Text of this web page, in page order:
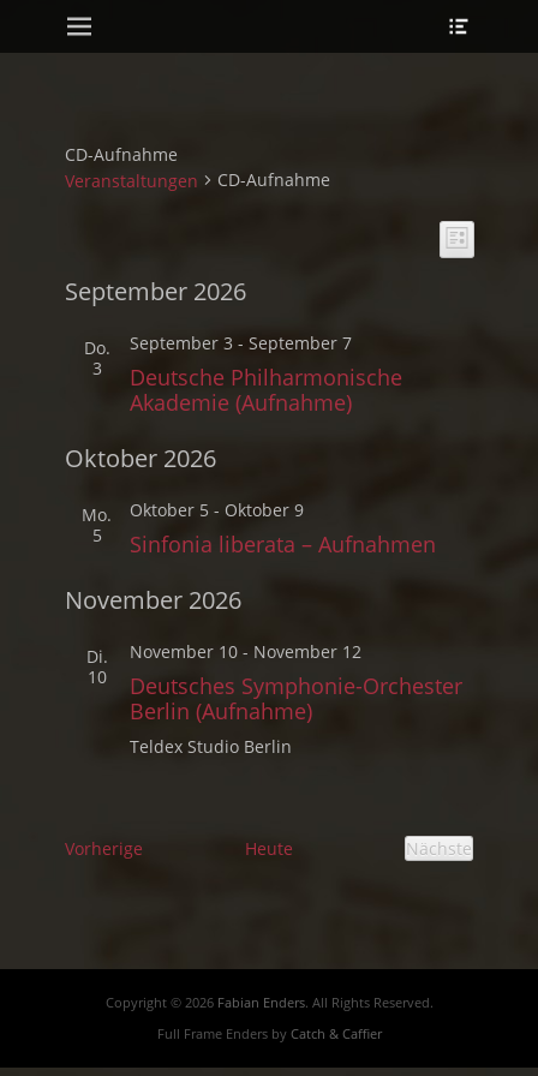
Primary Menu
Skip
CD-Aufnahme
Veranstaltungen
CD-Aufnahme
Liste
September 2026
Do.
3
September 3 - September 7
Deutsche Philharmonische
Akademie (Aufnahme)
Oktober 2026
Mo.
5
Oktober 5 - Oktober 9
Sinfonia liberata – Aufnahmen
November 2026
Di.
10
November 10- November 12
Deutsches Symphonie-Orchester
Berlin (Aufnahme)
Teldex Studio Berlin
VorherigeVeranstaltungen
Heute Nächste
Copyright © 2026 Fabian Enders. All Rights Reserved.
Full Frame Enders by Catch & Caffier